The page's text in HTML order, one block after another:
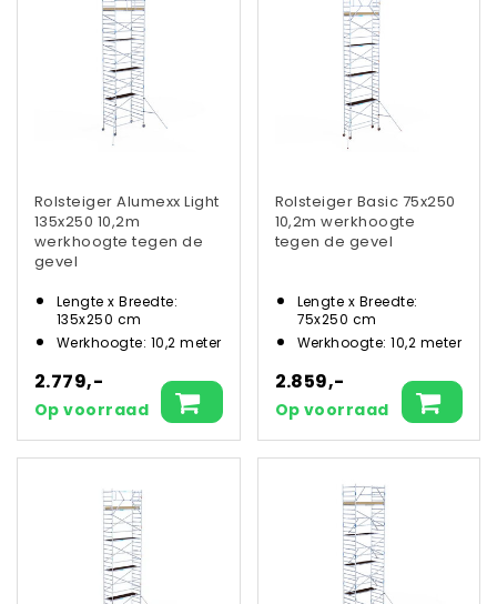
Rolsteiger Alumexx Light
135x250 10,2m
werkhoogte tegen de
gevel
Lengte x Breedte:
135x250 cm
Werkhoogte: 10,2 meter
2.779,-
Op voorraad
Rolsteiger Basic 75x250
10,2m werkhoogte
tegen de gevel
Lengte x Breedte:
75x250 cm
Werkhoogte: 10,2 meter
2.859,-
Op voorraad